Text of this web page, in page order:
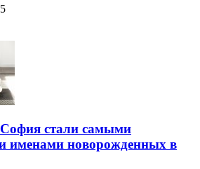
стали самыми
именами новорожденных в